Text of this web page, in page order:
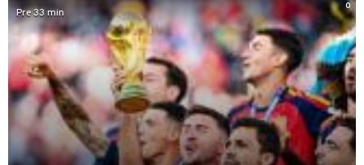
0
Pre 33 min